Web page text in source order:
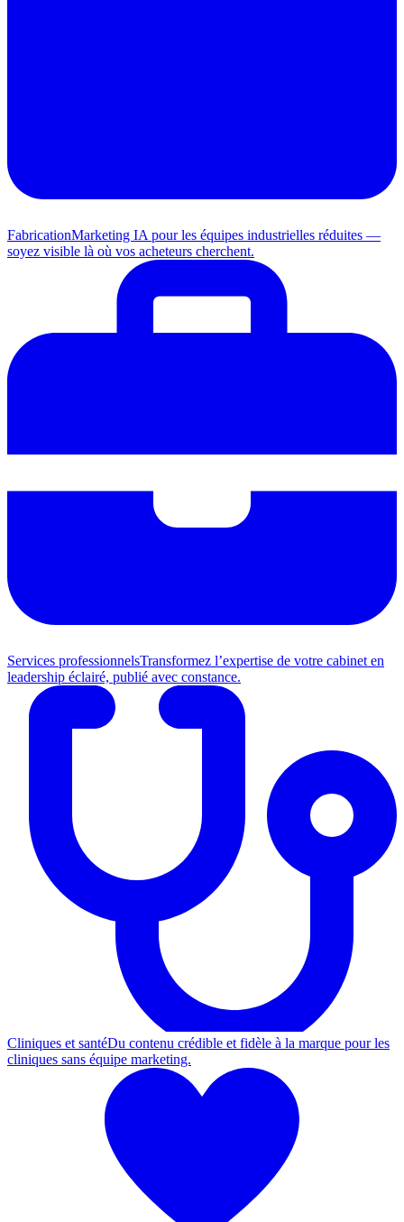
FabricationMarketing IA pour les équipes industrielles réduites —
soyez visible là où vos acheteurs cherchent.
Services professionnelsTransformez l’expertise de votre cabinet en
leadership éclairé, publié avec constance.
Cliniques et santéDu contenu crédible et fidèle à la marque pour les
cliniques sans équipe marketing.